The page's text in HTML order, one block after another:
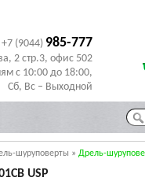
+7 (9044) 985-777
2 стр.3, офис 502
с 10:00 до 18:00,
Сб, Вс – Выходной
шуруповерты » Дрель-
USP